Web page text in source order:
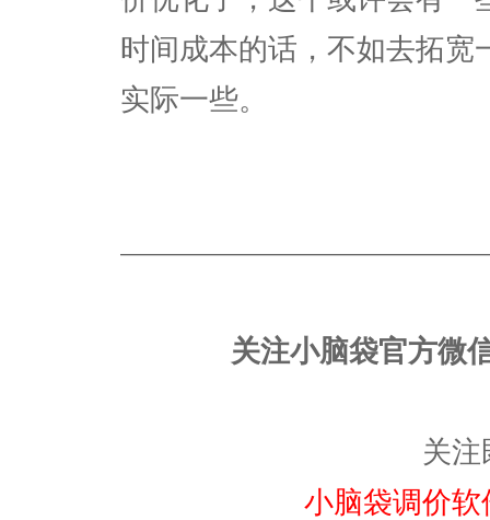
时间成本的话，不如去拓宽
实际一些。
关注小脑袋官方微
关注
小脑袋调价